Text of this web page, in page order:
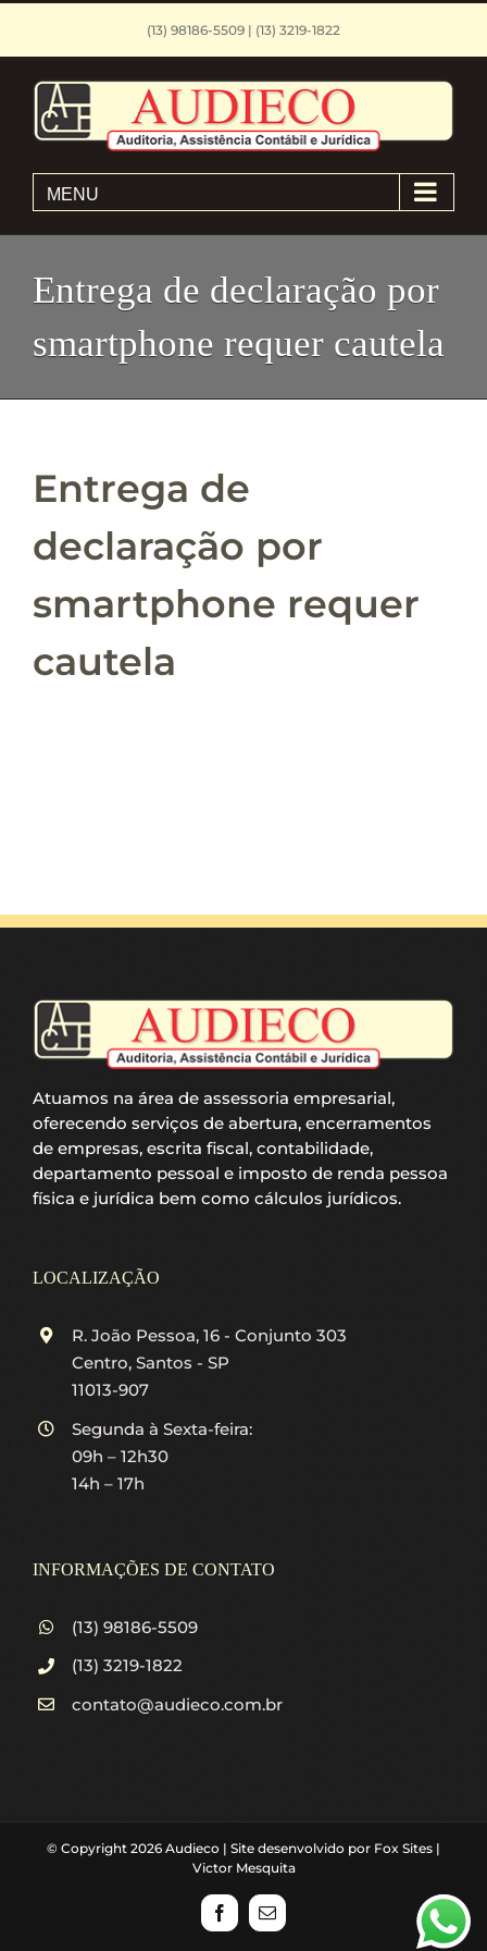
content
(13) 98186-5509 | (13) 3219-1822
MENU
Entrega de declaração por
smartphone requer cautela
Entrega de
declaração por
smartphone requer
cautela
Atuamos na área de assessoria empresarial,
oferecendo serviços de abertura, encerramentos
de empresas, escrita fiscal, contabilidade,
departamento pessoal e imposto de renda pessoa
física e jurídica bem como cálculos jurídicos.
LOCALIZAÇÃO
R. João Pessoa, 16 - Conjunto 303
Centro, Santos - SP
11013-907
Segunda à Sexta-feira:
09h – 12h30
14h – 17h
INFORMAÇÕES DE CONTATO
(13) 98186-5509
(13) 3219-1822
contato@audieco.com.br
© Copyright 2026 Audieco | Site desenvolvido por Fox Sites |
Victor Mesquita
Facebook
Email